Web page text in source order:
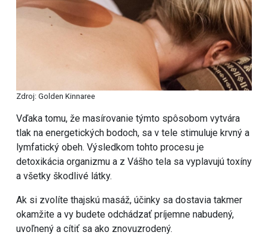
Zdroj: Golden Kinnaree
Vďaka tomu, že masírovanie týmto spôsobom vytvára
tlak na energetických bodoch, sa v tele stimuluje krvný a
lymfatický obeh. Výsledkom tohto procesu je
detoxikácia organizmu a z Vášho tela sa vyplavujú toxíny
a všetky škodlivé látky.
Ak si zvolíte thajskú masáž, účinky sa dostavia takmer
okamžite a vy budete odchádzať príjemne nabudený,
uvoľnený a cítiť sa ako znovuzrodený.